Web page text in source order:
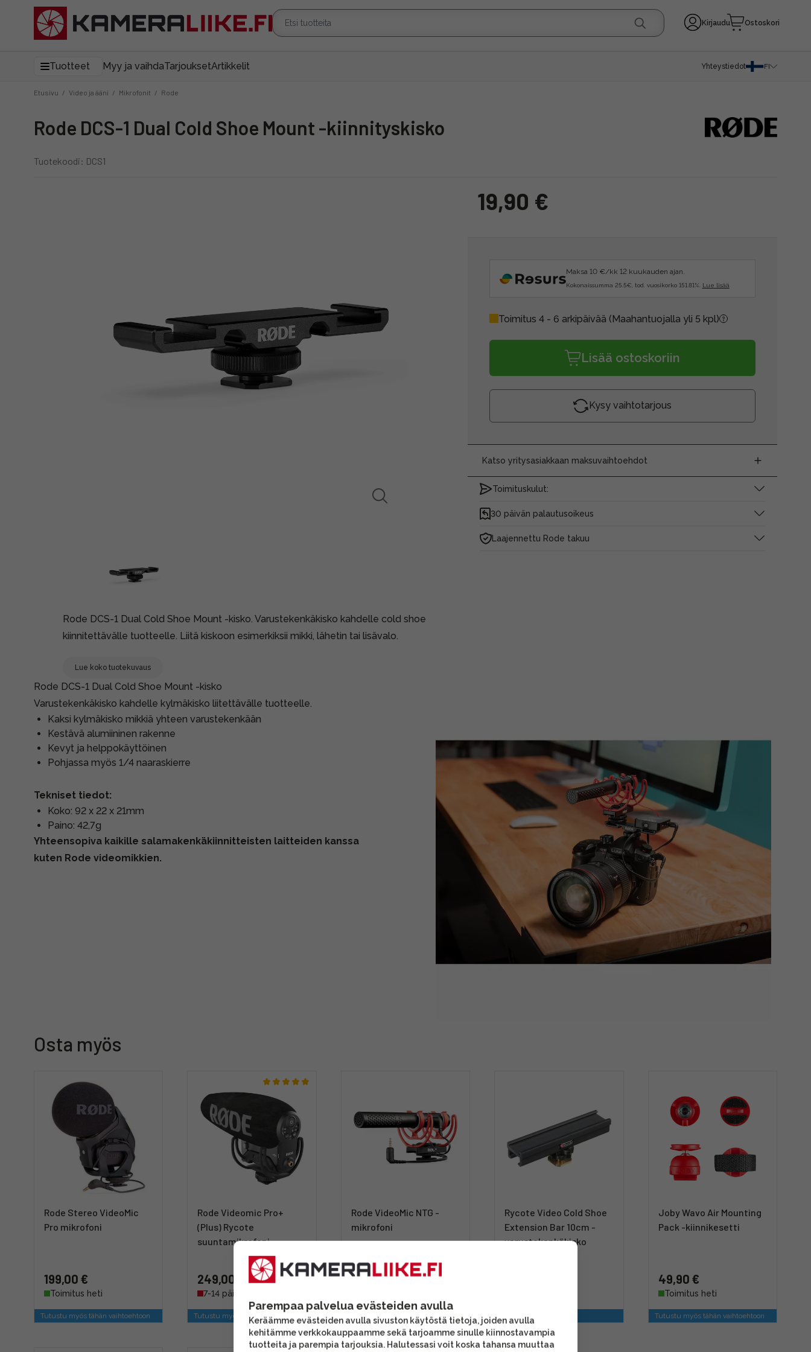
Kirjaudu Ostoskori
Tuotteet Myy ja vaihdaTarjouksetArtikkelit Yhteystiedot FI
Etusivu / Video ja ääni / Mikrofonit / Rode
Rode DCS-1 Dual Cold Shoe Mount -kiinnityskisko
Tuotekoodi: DCS1
Rode DCS-1 Dual Cold Shoe Mount -kisko. Varustekenkäkisko kahdelle cold shoe
kiinnitettävälle tuotteelle. Liitä kiskoon esimerkiksii mikki, lähetin tai lisävalo.
Lue koko tuotekuvaus
19,90 €
Maksa 10 €/kk 12 kuukauden ajan.
Kokonaissumma 25.5€, tod. vuosikorko 151.81%. Lue lisää
Toimitus 4 - 6 arkipäivää (Maahantuojalla yli 5 kpl)
Lisää ostoskoriin
Kysy vaihtotarjous
Katso yritysasiakkaan maksuvaihtoehdot
Toimituskulut:
30 päivän palautusoikeus
Laajennettu Rode takuu
Rode DCS-1 Dual Cold Shoe Mount -kisko
Varustekenkäkisko kahdelle kylmäkisko liitettävälle tuotteelle.
Kaksi kylmäkisko mikkiä yhteen varustekenkään
Kestävä alumiininen rakenne
Kevyt ja helppokäyttöinen
Pohjassa myös 1/4 naaraskierre
Tekniset tiedot:
Koko: 92 x 22 x 21mm
Paino: 42,7g
Yhteensopiva kaikille salamakenkäkiinnitteisten laitteiden kanssa
kuten Rode videomikkien.
Osta myös
Rode Stereo VideoMic
Pro mikrofoni
199,00 €
Toimitus heti
Tutustu myös tähän vaihtoehtoon
Rode Videomic Pro+
(Plus) Rycote
suuntamikrofoni
249,00 €
7-14 päivää
Tutustu myös tähän vaihtoehtoon
Rode VideoMic NTG -
mikrofoni
239,00 €
Tutustu myös tähän vaihtoehtoon
Rycote Video Cold Shoe
Extension Bar 10cm -
varustekenkäkisko
Tämä saattaa kiinnostaa
Joby Wavo Air Mounting
Pack -kiinnikesetti
49,90 €
Toimitus heti
Tutustu myös tähän vaihtoehtoon
Parempaa palvelua evästeiden avulla
Keräämme evästeiden avulla sivuston käytöstä tietoja, joiden avulla
kehitämme verkkokauppaamme sekä tarjoamme sinulle kiinnostavampia
tuotteita ja parempia tarjouksia. Halutessasi voit koska tahansa muuttaa